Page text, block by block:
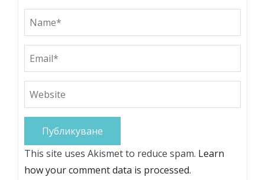
This site uses Akismet to reduce spam. Learn
how your comment data is processed.